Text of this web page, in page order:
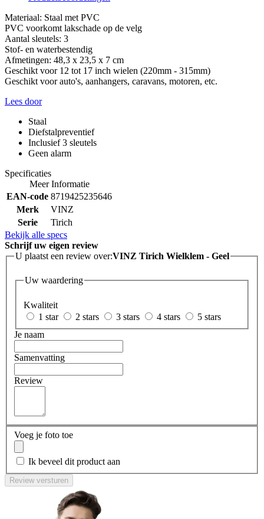
Materiaal: Staal met PVC
PVC voorkomt lakschade op de velg
Aantal sleutels: 3
Stof- en waterbestendig
Afmetingen: 48,3 x 23,5 x 7 cm
Geschikt voor 12 tot 17 inch wielen (220mm - 315mm)
Geschikt voor auto's, aanhangers, caravans, motoren, etc.
Lees door
Staal
Diefstalpreventief
Inclusief 3 sleutels
Geen alarm
Specificaties
Meer Informatie
EAN-code 8719425235646
Merk
VINZ
Serie
Tirich
Bekijk alle specs
Schrijf uw eigen review
U plaatst een review over:VINZ Tirich Wielklem - Geel
Uw waardering
Kwaliteit
1 star
2 stars 3 stars 4 stars
5 stars
Je naam
Samenvatting
Review
Voeg je foto toe
Ik beveel dit product aan
Review versturen